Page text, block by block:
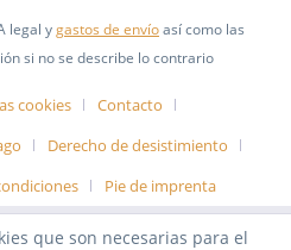
legal ygastos de envíoasí como las
si no se describe lo contrario
cookies
Contacto
Derecho de desistimiento
Pie de imprenta
que son necesarias para el